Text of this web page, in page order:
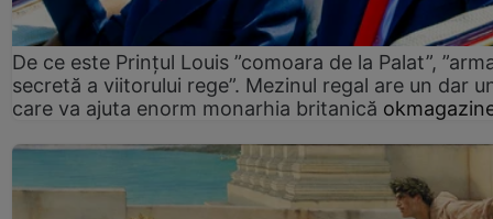
De ce este Prințul Louis ”comoara de la Palat”,
secretă a viitorului rege”. Mezinul regal are un dar
care va ajuta enorm monarhia britanică